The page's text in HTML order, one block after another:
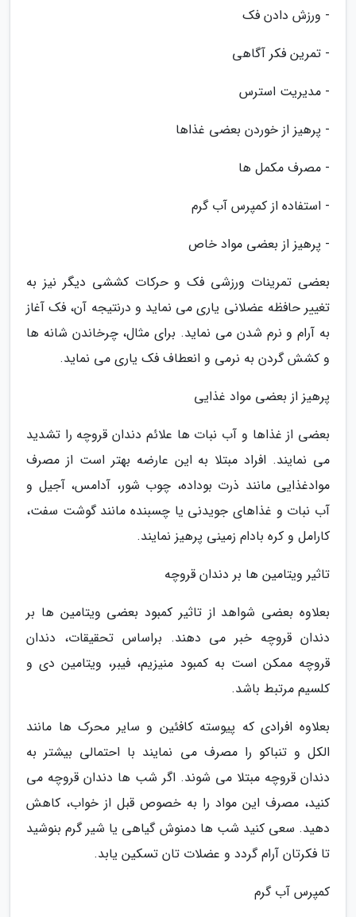
- ورزش دادن فک
- تمرین فکر آگاهی
- مدیریت استرس
- پرهیز از خوردن بعضی غذاها
- مصرف مکمل ها
- استفاده از کمپرس آب گرم
- پرهیز از بعضی مواد خاص
بعضی تمرینات ورزشی فک و حرکات کششی دیگر نیز به
تغییر حافظه عضلانی یاری می نماید و درنتیجه آن، فک آغاز
به آرام و نرم شدن می نماید. برای مثال، چرخاندن شانه ها
و کشش گردن به نرمی و انعطاف فک یاری می نماید.
پرهیز از بعضی مواد غذایی
بعضی از غذاها و آب نبات ها علائم دندان قروچه را تشدید
می نمایند. افراد مبتلا به این عارضه بهتر است از مصرف
موادغذایی مانند ذرت بوداده، چوب شور، آدامس، آجیل و
آب نبات و غذاهای جویدنی یا چسبنده مانند گوشت سفت،
کارامل و کره بادام زمینی پرهیز نمایند.
تاثیر ویتامین ها بر دندان قروچه
بعلاوه بعضی شواهد از تاثیر کمبود بعضی ویتامین ها بر
دندان قروچه خبر می دهند. براساس تحقیقات، دندان
قروچه ممکن است به کمبود منیزیم، فیبر، ویتامین دی و
کلسیم مرتبط باشد.
بعلاوه افرادی که پیوسته کافئین و سایر محرک ها مانند
الکل و تنباکو را مصرف می نمایند با احتمالی بیشتر به
دندان قروچه مبتلا می شوند. اگر شب ها دندان قروچه می
کنید، مصرف این مواد را به خصوص قبل از خواب، کاهش
دهید. سعی کنید شب ها دمنوش گیاهی یا شیر گرم بنوشید
تا فکرتان آرام گردد و عضلات تان تسکین یابد.
کمپرس آب گرم